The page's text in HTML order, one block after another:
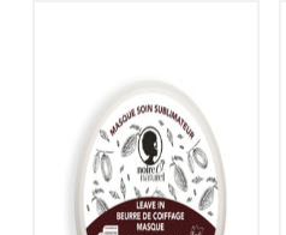
NOIRE Ô
NATUREL